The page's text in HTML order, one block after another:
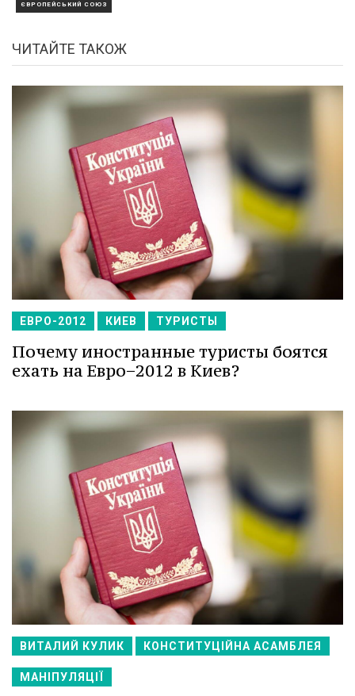
ЄВРОПЕЙСЬКИЙ СОЮЗ
ЧИТАЙТЕ ТАКОЖ
ЕВРО-2012 КИЕВ ТУРИСТЫ
Почему иностранные туристы боятся
ехать на Евро−2012 в Киев?
ВИТАЛИЙ КУЛИК КОНСТИТУЦІЙНА АСАМБЛЕЯ
МАНІПУЛЯЦІЇ